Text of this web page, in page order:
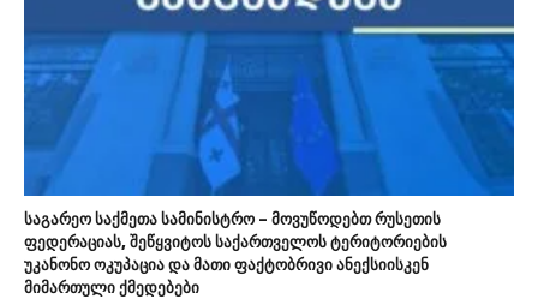
საგარეო საქმეთა სამინისტრო – მოვუწოდებთ რუსეთის
ფედერაციას, შეწყვიტოს საქართველოს ტერიტორიების
უკანონო ოკუპაცია და მათი ფაქტობრივი ანექსიისკენ
მიმართული ქმედებები